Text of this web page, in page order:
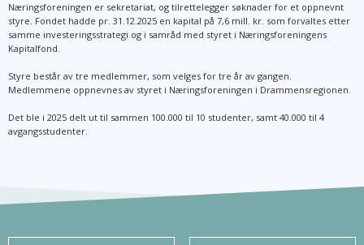
Næringsforeningen er sekretariat, og tilrettelegger søknader for et oppnevnt
styre. Fondet hadde pr. 31.12.2025 en kapital på 7,6 mill. kr. som forvaltes etter
samme investeringsstrategi og i samråd med styret i Næringsforeningens
Kapitalfond.
Styre består av tre medlemmer, som velges for tre år av gangen.
Medlemmene oppnevnes av styret i Næringsforeningen i Drammensregionen.
Det ble i 2025 delt ut til sammen 100.000 til 10 studenter, samt 40.000 til 4
avgangsstudenter.